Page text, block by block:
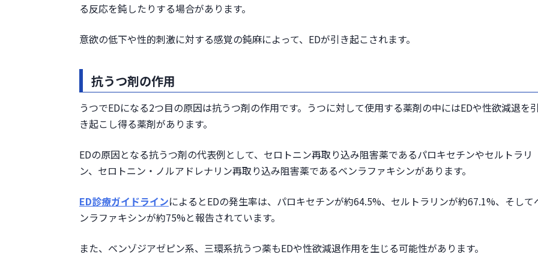
る反応を鈍したりする場合があります。
意欲の低下や性的刺激に対する感覚の鈍麻によって、EDが引き起こされます。
抗うつ剤の作用
うつでEDになる2つ目の原因は抗うつ剤の作用です。うつに対して使用する薬剤の中にはEDや性欲減退を
き起こし得る薬剤があります。
EDの原因となる抗うつ剤の代表例として、セロトニン再取り込み阻害薬であるパロキセチンやセルトラリ
ン、セロトニン・ノルアドレナリン再取り込み阻害薬であるベンラファキシンがあります。
ED診療ガイドラインによるとEDの発生率は、パロキセチンが約64.5%、セルトラリンが約67.1%、そして
ンラファキシンが約75%と報告されています。
また、ベンゾジアゼピン系、三環系抗うつ薬もEDや性欲減退作用を生じる可能性があります。